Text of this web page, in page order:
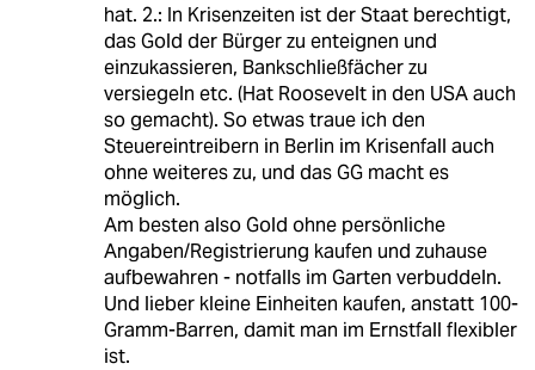
hat. 2.: In Krisenzeiten ist der Staat berechtigt,
das Gold der Bürger zu enteignen und
einzukassieren, Bankschließfächer zu
versiegeln etc. (Hat Roosevelt in den USA auch
so gemacht). So etwas traue ich den
Steuereintreibern in Berlin im Krisenfall auch
ohne weiteres zu, und das GG macht es
möglich.
Am besten also Gold ohne persönliche
Angaben/Registrierung kaufen und zuhause
aufbewahren - notfalls im Garten verbuddeln.
Und lieber kleine Einheiten kaufen, anstatt 100-
Gramm-Barren, damit man im Ernstfall flexibler
ist.